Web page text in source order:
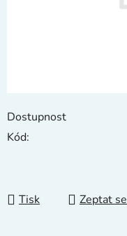
Dostupnost
Kód:
Tisk Zeptat se